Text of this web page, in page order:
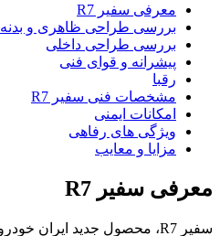
معرفی سفیر R7
بررسی طراحی ظاهری و بدنه
بررسی طراحی داخلی
پیشرانه و قوای فنی
رقبا
مشخصات فنی سفیر R7
امکانات ایمنی
ویژگی های رفاهی
مزایا و معایب
معرفی سفیر R7